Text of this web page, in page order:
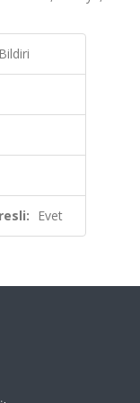
Evet